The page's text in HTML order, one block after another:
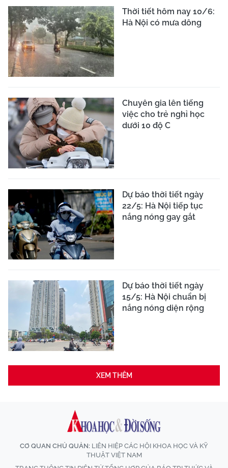
Thời tiết hôm nay 10/6:
Hà Nội có mưa dông
Chuyên gia lên tiếng
việc cho trẻ nghỉ học
dưới 10 độ C
Dự báo thời tiết ngày
22/5: Hà Nội tiếp tục
nắng nóng gay gắt
Dự báo thời tiết ngày
15/5: Hà Nội chuẩn bị
nắng nóng diện rộng
XEM THÊM
CƠ QUAN CHỦ QUẢN: LIÊN HIỆP CÁC HỘI KHOA HỌC VÀ KỸ
THUẬT VIỆT NAM